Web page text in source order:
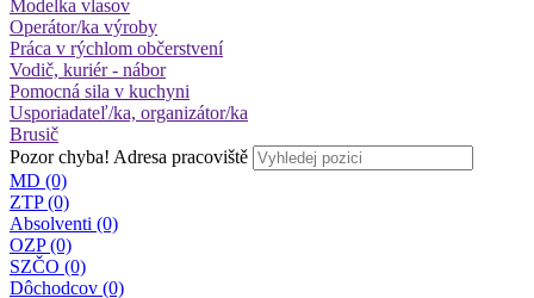
Modelka vlasov
Operátor/ka výroby
Práca v rýchlom občerstvení
Vodič, kuriér - nábor
Pomocná sila v kuchyni
Usporiadateľ/ka, organizátor/ka
Brusič
Pozor chyba! Adresa pracoviště
MD (0)
ZTP (0)
Absolventi (0)
OZP (0)
SZČO (0)
Dôchodcov (0)